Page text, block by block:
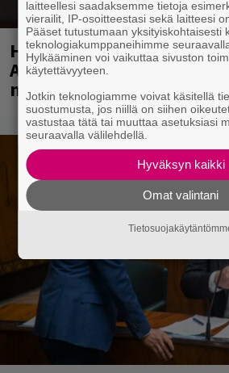
Huomenna se ilmestyy –
A.W. Yrjänän
mammuttimainen
laitteellesi saadaksemme tietoja
vierailit, IP-osoitteestasi sekä laitteesi
Pääset tutustumaan yksityiskohtaisesti
teknologiakumppaneihimme
Hylkääminen voi vaikuttaa sivuston
käytettävyyteen.
Jotkin teknologiamme voivat käsitellä
suostumusta, jos niillä on siihen
vastustaa tätä tai muuttaa asetuksiasi
seuraavalla välilehdellä.
Hyväksyn kaikki
Omat valintani